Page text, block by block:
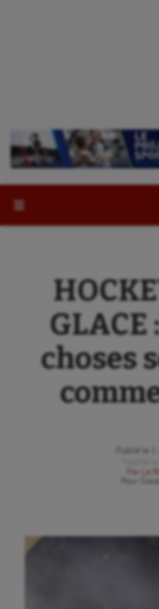
GLACE
choses
Publié le
Par
La